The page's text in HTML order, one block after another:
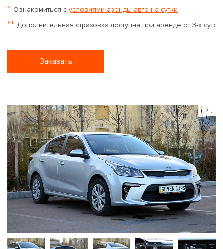
* Ознакомиться с условиями аренды авто на сутки
** Дополнительная страховка доступна при аренде от 3-х суток
Заказать